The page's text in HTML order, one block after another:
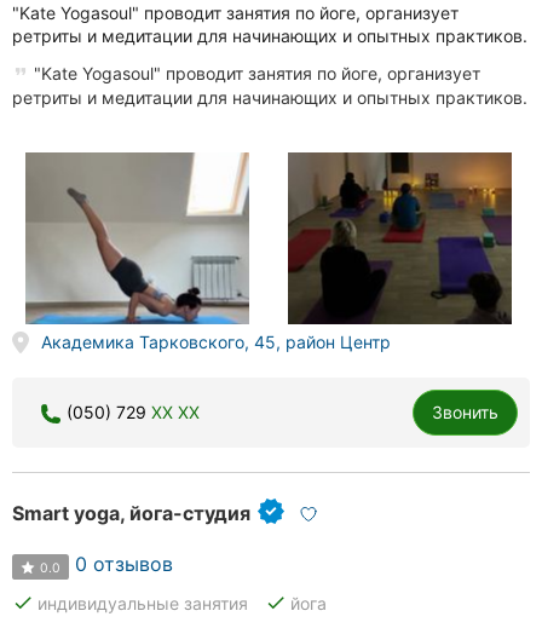
"Kate Yogasoul" проводит занятия по йоге, организует
ретриты и медитации для начинающих и опытных практиков.
"Kate Yogasoul" проводит занятия по йоге, организует
ретриты и медитации для начинающих и опытных практиков.
Академика Тарковского, 45, район Центр
(050) 729 XX XX Звонить
Smart yoga, йога-студия
0.0 0 отзывов
done индивидуальные занятия done йога